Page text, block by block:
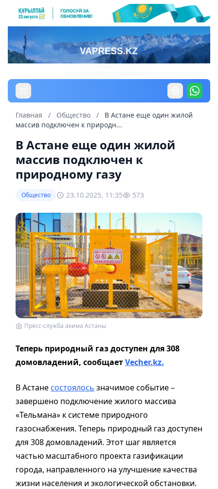
Главная / Общество /
В Астане еще один жилой
массив подключен к природн...
В Астане еще один жилой
массив подключен к
природному газу
Общество 23.10.2025, 11:35 573
Пресс-служба акима Астаны
Теперь природный газ доступен для 308
домовладений, сообщаетVecher.kz.
В Астане состоялось значимое событие –
завершено подключение жилого массива
«Тельмана» к системе природного
газоснабжения. Теперь природный газ доступен
для 308 домовладений. Этот шаг является
частью масштабного проекта газификации
города, направленного на улучшение качества
жизни населения и экологической обстановки.